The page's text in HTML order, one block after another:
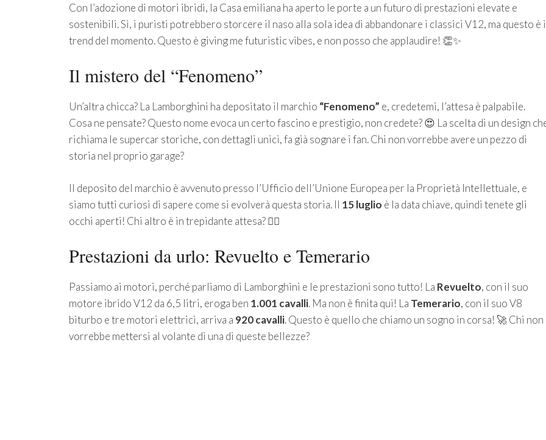
Con l’adozione di motori ibridi, la Casa emiliana ha aperto le porte a un futuro di prestazioni elevate e
sostenibili. Sì, i puristi potrebbero storcere il naso alla sola idea di abbandonare i classici V12, ma questo è
trend del momento. Questo è giving me futuristic vibes, e non posso che applaudire! 👏✨
Il mistero del “Fenomeno”
Un’altra chicca? La Lamborghini ha depositato il marchio “Fenomeno” e, credetemi, l’attesa è palpabile.
Cosa ne pensate? Questo nome evoca un certo fascino e prestigio, non credete? 😍 La scelta di un design
richiama le supercar storiche, con dettagli unici, fa già sognare i fan. Chi non vorrebbe avere un pezzo di
storia nel proprio garage?
Il deposito del marchio è avvenuto presso l’Ufficio dell’Unione Europea per la Proprietà Intellettuale, e
siamo tutti curiosi di sapere come si evolverà questa storia. Il 15 luglio è la data chiave, quindi tenete gli
occhi aperti! Chi altro è in trepidante attesa? 🙋‍♀️
Prestazioni da urlo: Revuelto e Temerario
Passiamo ai motori, perché parliamo di Lamborghini e le prestazioni sono tutto! La Revuelto, con il suo
motore ibrido V12 da 6,5 litri, eroga ben 1.001 cavalli. Ma non è finita qui! La Temerario, con il suo V8
biturbo e tre motori elettrici, arriva a 920 cavalli. Questo è quello che chiamo un sogno in corsa! 🚀 Chi non
vorrebbe mettersi al volante di una di queste bellezze?